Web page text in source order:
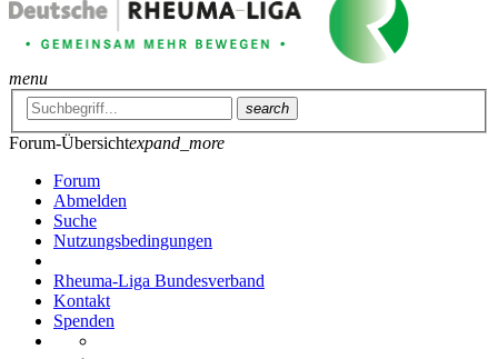
menu
search
Forum-Übersichtexpand_more
Forum
Abmelden
Suche
Nutzungsbedingungen
Rheuma-Liga Bundesverband
Kontakt
Spenden